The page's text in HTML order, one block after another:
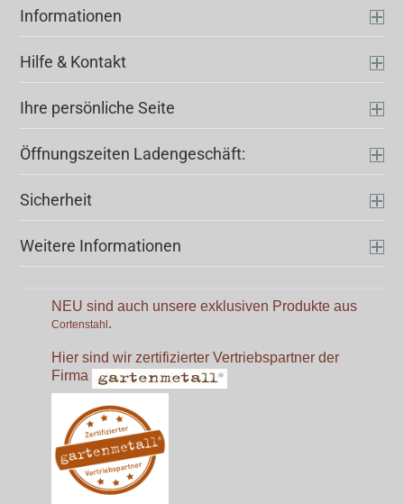
Informationen
Hilfe & Kontakt
Ihre persönliche Seite
Öffnungszeiten Ladengeschäft:
Sicherheit
Weitere Informationen
NEU sind auch unsere exklusiven Produkte aus
Cortenstahl.
Hier sind wir zertifizierter Vertriebspartner der
Firma